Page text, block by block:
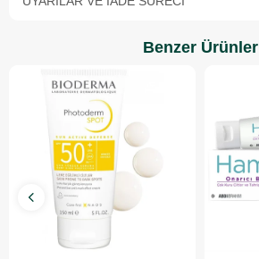
Benzer Ürünler